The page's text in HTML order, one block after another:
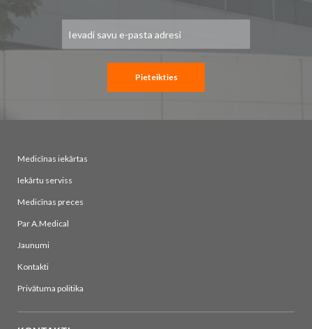
saņemšanai:
Pieteikties
Medicīnas iekārtas
Iekārtu serviss
Medicīnas preces
Par A.Medical
Jaunumi
Kontakti
Privātuma politika